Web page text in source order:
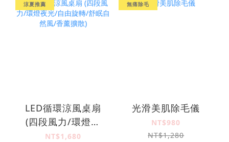
涼夏推薦
LED循環涼風桌扇
(四段風力/環燈夜
光/自由旋轉/舒眠自
NT$1,680
無痛除毛
光滑美肌除毛儀
NT$980
NT$1,280